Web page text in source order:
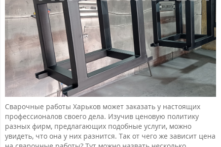
Сварочные работы Харьков может заказать у настоящих
профессионалов своего дела. Изучив ценовую политику
разных фирм, предлагающих подобные услуги, можно
увидеть, что она у них разнится. Так от чего же зависит цена